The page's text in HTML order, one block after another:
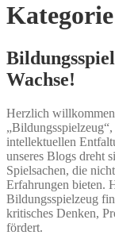
Wachse!
Herzlich
intellektuellen
unseres Blogs dreht
Spielsachen, die
Erfahrungen bieten.
Bildungsspielzeug
kritisches Denken,
fördert.